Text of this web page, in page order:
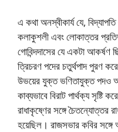
এ কথা অনস্বীকার্য যে,
কলাকুশলী এবং লোকাত্তর
গোবিন্দদাসের যে একটা আকর্ষণ
ত্রিচরণ পদের চতুর্থপাদ পুরণ
উভয়ের যুক্ত ভণিতাযুক্ত পদও
কাব্যভাবে বিরাট পার্থক্য সৃষ্টি
রাধাকৃষ্ণের সঙ্গে চৈতন্যোত্তর
হয়েছিল। রাজসভার কবির সঙ্গে